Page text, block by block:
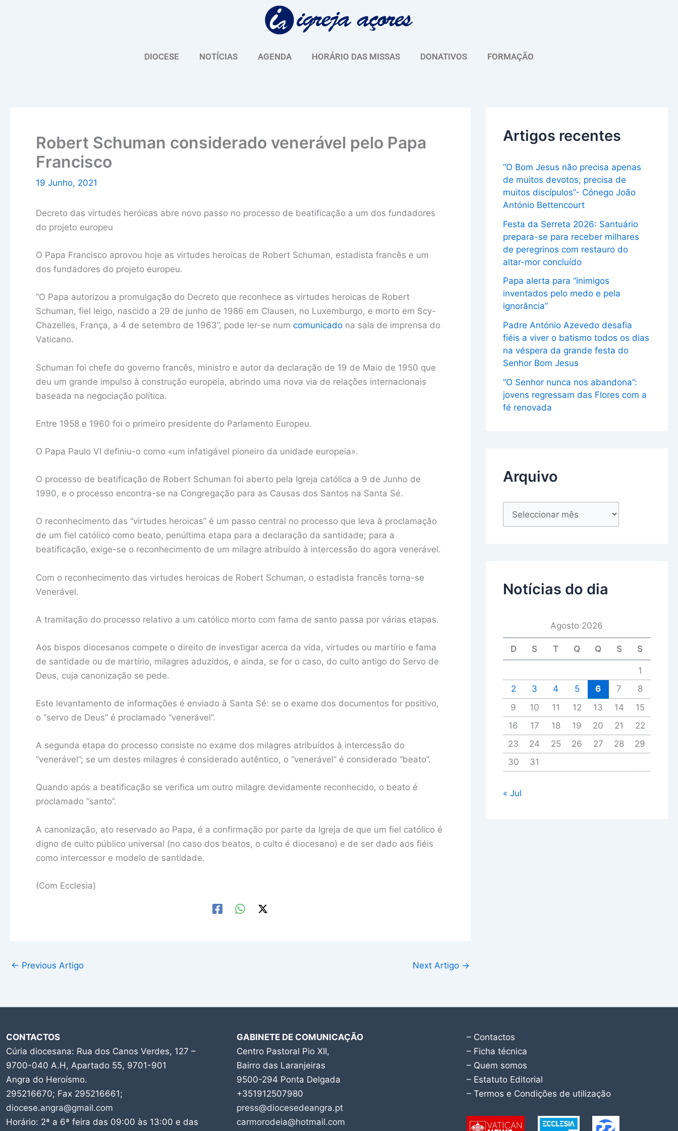
DIOCESE NOTÍCIAS AGENDA HORÁRIO DAS MISSAS DONATIVOS FORMAÇÃO
Robert Schuman considerado venerável pelo Papa
Francisco
19 Junho, 2021
Decreto das virtudes heróicas abre novo passo no processo de beatificação a um dos fundadores
do projeto europeu
O Papa Francisco aprovou hoje as virtudes heroicas de Robert Schuman, estadista francês e um
dos fundadores do projeto europeu.
“O Papa autorizou a promulgação do Decreto que reconhece as virtudes heroicas de Robert
Schuman, fiel leigo, nascido a 29 de junho de 1986 em Clausen, no Luxemburgo, e morto em Scy-
Chazelles, França, a 4 de setembro de 1963”, pode ler-se num comunicado na sala de imprensa do
Vaticano.
Schuman foi chefe do governo francês, ministro e autor da declaração de 19 de Maio de 1950 que
deu um grande impulso à construção europeia, abrindo uma nova via de relações internacionais
baseada na negociação política.
Entre 1958 e 1960 foi o primeiro presidente do Parlamento Europeu.
O Papa Paulo VI definiu-o como «um infatigável pioneiro da unidade europeia».
O processo de beatificação de Robert Schuman foi aberto pela Igreja católica a 9 de Junho de
1990, e o processo encontra-se na Congregação para as Causas dos Santos na Santa Sé.
O reconhecimento das “virtudes heroicas” é um passo central no processo que leva à proclamação
de um fiel católico como beato, penúltima etapa para a declaração da santidade; para a
beatificação, exige-se o reconhecimento de um milagre atribuído à intercessão do agora venerável.
Com o reconhecimento das virtudes heroicas de Robert Schuman, o estadista francês torna-se
Venerável.
A tramitação do processo relativo a um católico morto com fama de santo passa por várias etapas.
Aos bispos diocesanos compete o direito de investigar acerca da vida, virtudes ou martírio e fama
de santidade ou de martírio, milagres aduzidos, e ainda, se for o caso, do culto antigo do Servo de
Deus, cuja canonização se pede.
Este levantamento de informações é enviado à Santa Sé: se o exame dos documentos for positivo,
o “servo de Deus” é proclamado “venerável”.
A segunda etapa do processo consiste no exame dos milagres atribuídos à intercessão do
“venerável”; se um destes milagres é considerado autêntico, o “venerável” é considerado “beato”.
Quando após a beatificação se verifica um outro milagre devidamente reconhecido, o beato é
proclamado “santo”.
A canonização, ato reservado ao Papa, é a confirmação por parte da Igreja de que um fiel católico é
digno de culto público universal (no caso dos beatos, o culto é diocesano) e de ser dado aos fiéis
como intercessor e modelo de santidade.
(Com Ecclesia)
← Previous Artigo Next Artigo →
Artigos recentes
“O Bom Jesus não precisa apenas
de muitos devotos; precisa de
muitos discípulos”- Cónego João
António Bettencourt
Festa da Serreta 2026: Santuário
prepara-se para receber milhares
de peregrinos com restauro do
altar-mor concluído
Papa alerta para “inimigos
inventados pelo medo e pela
ignorância”
Padre António Azevedo desafia
fiéis a viver o batismo todos os dias
na véspera da grande festa do
Senhor Bom Jesus
“O Senhor nunca nos abandona”:
jovens regressam das Flores com a
fé renovada
Arquivo
u
Notícias do dia
Agosto 2026
D S T Q Q S S
1
2
3 4 5 6 7
8
9
10 11 12 13 14
15
16
17 18 19 20 21
22
23
24 25 26 27 28
29
30
31
« Jul
CONTACTOS
Cúria diocesana: Rua dos Canos Verdes, 127 –
9700-040 A.H, Apartado 55, 9701-901
Angra do Heroísmo.
295216670; Fax 295216661;
diocese.angra@gmail.com
Horário: 2ª a 6ª feira das 09:00 às 13:00 e das
GABINETE DE COMUNICAÇÃO
Centro Pastoral Pio XII,
Bairro das Laranjeiras
9500-294 Ponta Delgada
+351912507980
press@diocesedeangra.pt
carmorodeia@hotmail.com
– Contactos
– Ficha técnica
– Quem somos
– Estatuto Editorial
– Termos e Condições de utilização